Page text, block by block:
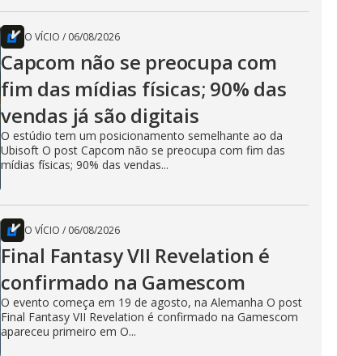
O VÍCIO / 06/08/2026
Capcom não se preocupa com
fim das mídias físicas; 90% das
vendas já são digitais
O estúdio tem um posicionamento semelhante ao da
Ubisoft O post Capcom não se preocupa com fim das
mídias físicas; 90% das vendas...
O VÍCIO / 06/08/2026
Final Fantasy VII Revelation é
confirmado na Gamescom
O evento começa em 19 de agosto, na Alemanha O post
Final Fantasy VII Revelation é confirmado na Gamescom
apareceu primeiro em O...